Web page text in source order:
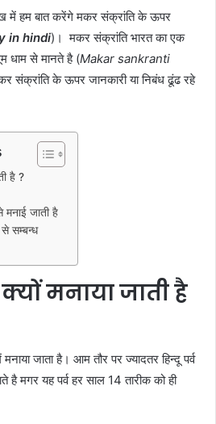
में हम बात करेंगे मकर संक्रांति के ऊपर
in hindi)। मकर संक्रांति भारत का एक
धाम से मानते है (Makar sankranti
संक्रांति के ऊपर जानकारी या निबंध ढूंढ रहे
है ?
जाती है
से सम्बन्ध
मनाया जाती है
जाता है। आम तौर पर ज्यादतर हिन्दू पर्व
मगर यह पर्व हर साल 14 तारीक को ही